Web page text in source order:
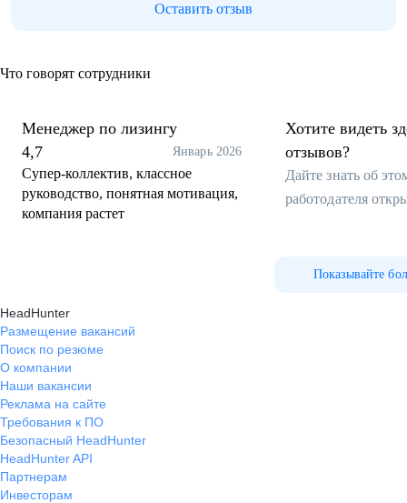
Оставить отзыв
Что говорят сотрудники
Менеджер по лизингу
4,7
Январь 2026
Супер-коллектив, классное
руководство, понятная мотивация,
компания растет
Хотите видеть
отзывов?
Дайте знать об
работодателя
Показывайте
HeadHunter
Размещение вакансий
Поиск по резюме
О компании
Наши вакансии
Реклама на сайте
Требования к ПО
Безопасный HeadHunter
HeadHunter API
Партнерам
Инвесторам